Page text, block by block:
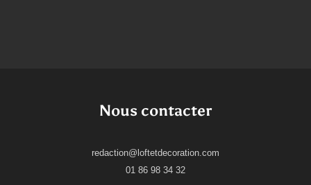
Nous contacter
redaction@loftetdecoration.com
01 86 98 34 32